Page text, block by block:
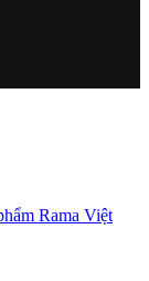
Rama Việt